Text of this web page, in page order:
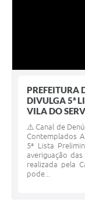
PREFEITURA
DIVULGA 5ª
VILA DO
⚠️ Canal de
Contemplados
5ª Lista
averiguação
realizada pela
pode...